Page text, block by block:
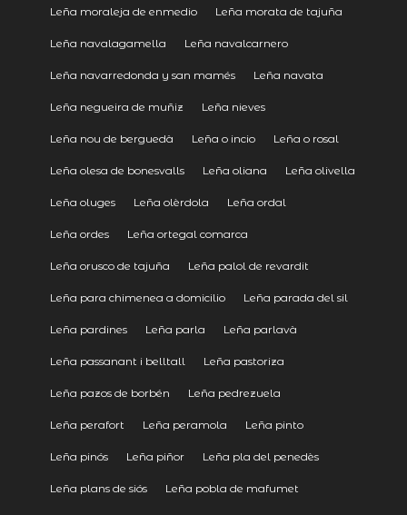
Leña moraleja de enmedio Leña morata de tajuña
Leña navalagamella Leña navalcarnero
Leña navarredonda y san mamés Leña navata
Leña negueira de muñiz Leña nieves
Leña nou de berguedà Leña o incio Leña o rosal
Leña olesa de bonesvalls Leña oliana Leña olivella
Leña oluges Leña olèrdola Leña ordal
Leña ordes Leña ortegal comarca
Leña orusco de tajuña Leña palol de revardit
Leña para chimenea a domicilio Leña parada del sil
Leña pardines Leña parla Leña parlavà
Leña passanant i belltall Leña pastoriza
Leña pazos de borbén Leña pedrezuela
Leña perafort Leña peramola Leña pinto
Leña pinós Leña piñor Leña pla del penedès
Leña plans de siós Leña pobla de mafumet